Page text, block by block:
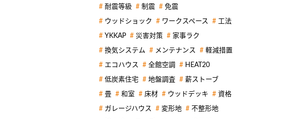
耐震等級 制震 免震
ウッドショック ワークスペース 工法
YKKAP 災害対策 家事ラク
換気システム メンテナンス 軽減措置
エコハウス 全館空調 HEAT20
低炭素住宅 地盤調査 薪ストーブ
畳 和室 床材 ウッドデッキ 資格
ガレージハウス 変形地 不整形地